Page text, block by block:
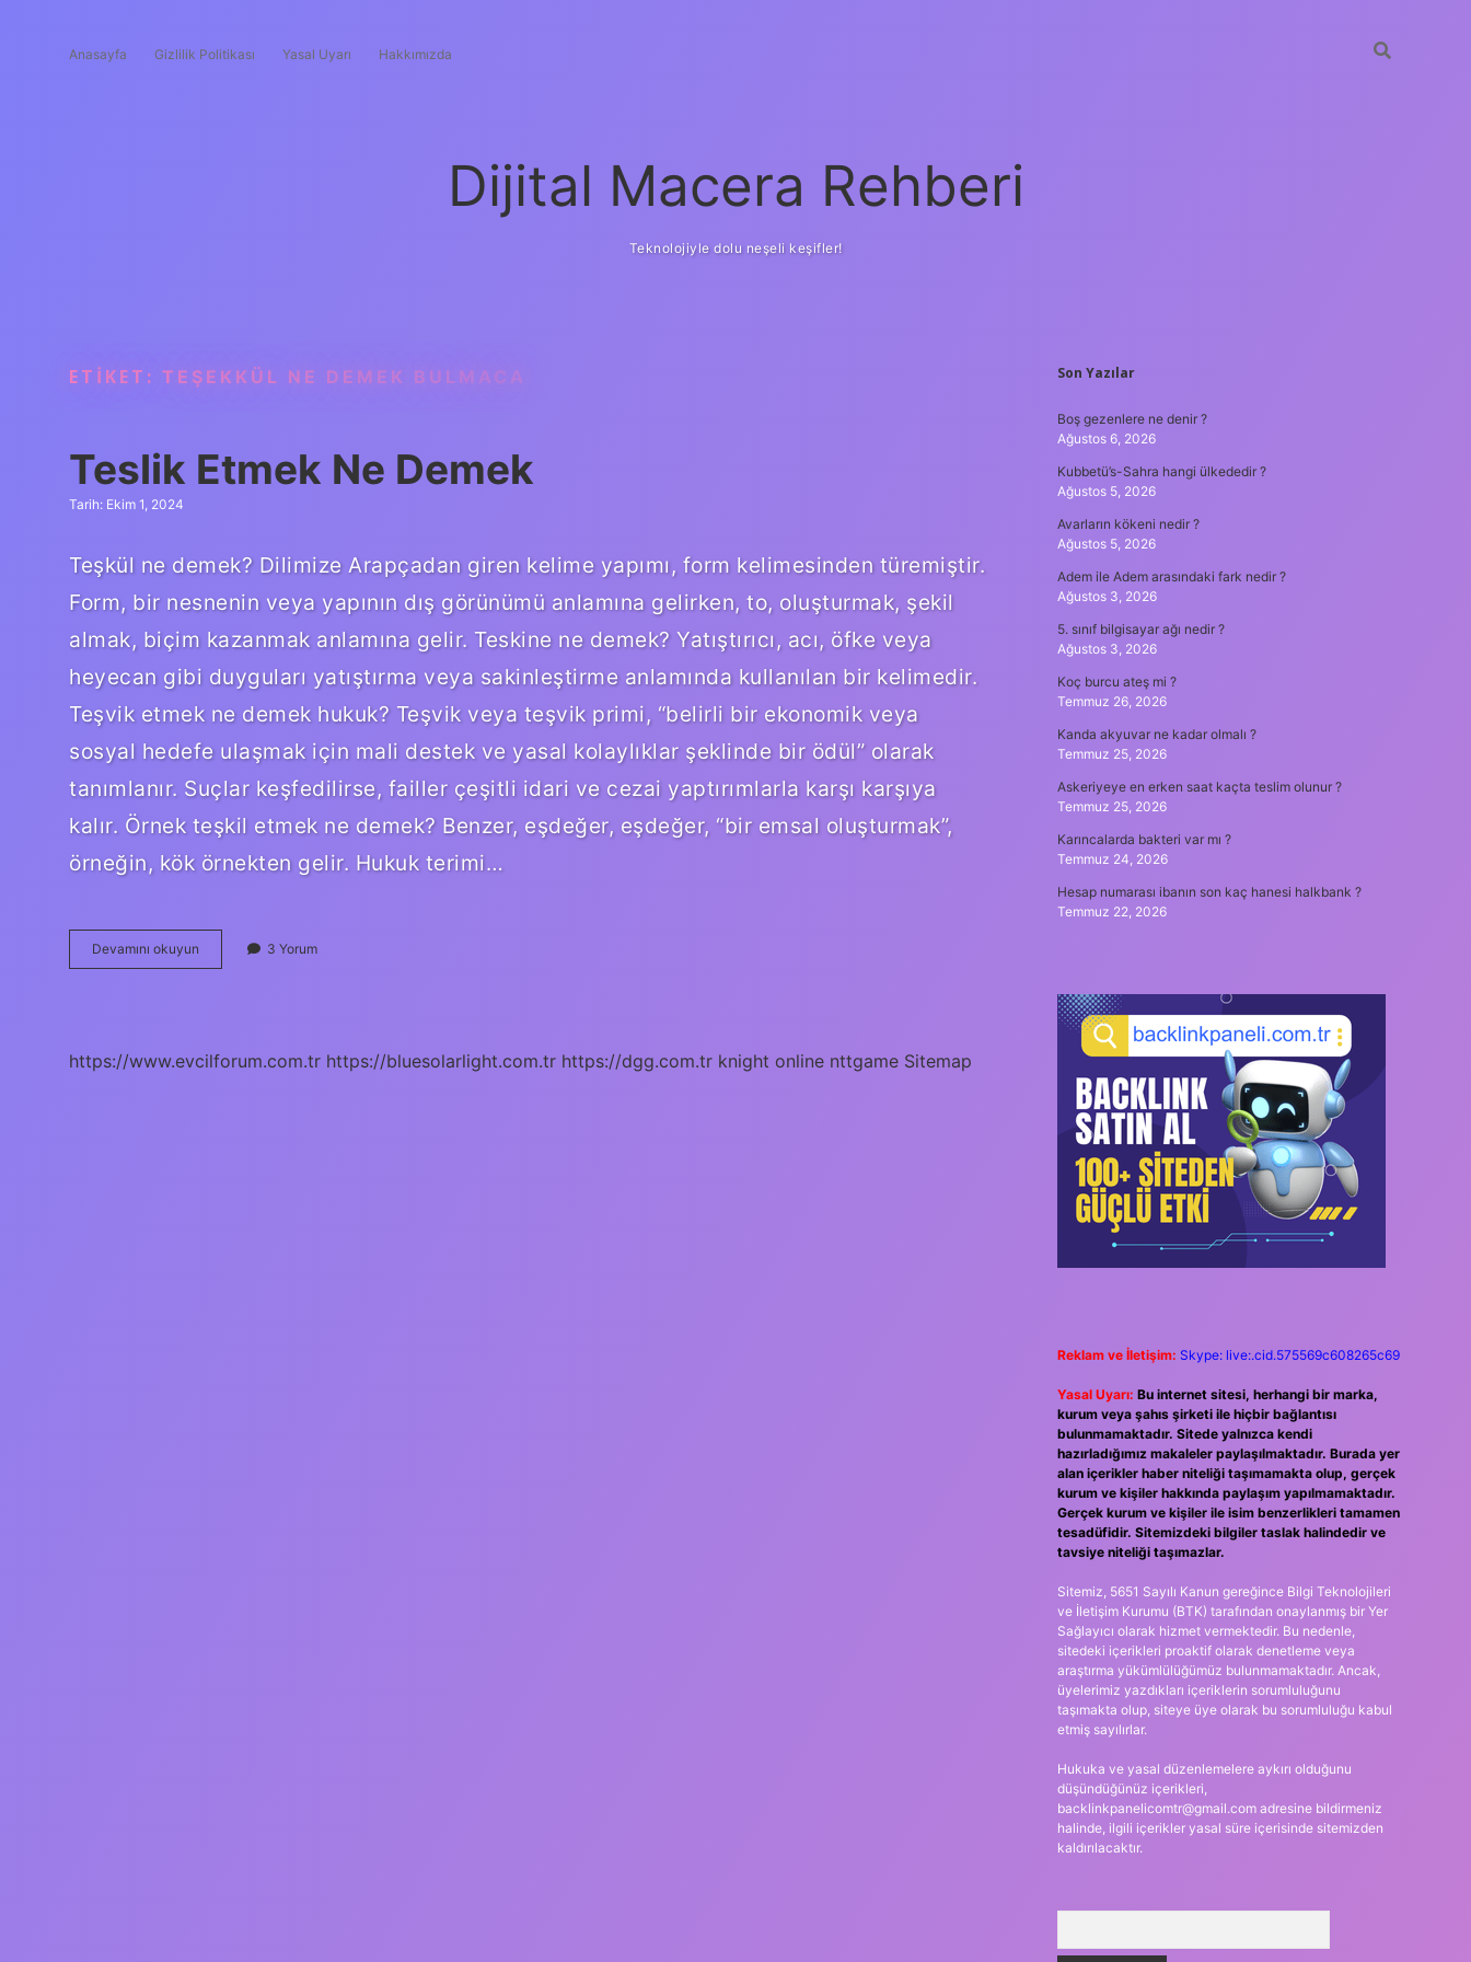
Anasayfa Gizlilik Politikası Yasal Uyarı Hakkımızda
Dijital Macera Rehberi
Teknolojiyle dolu neşeli keşifler!
ETIKET: TEŞEKKÜL NE DEMEK BULMACA
Teslik Etmek Ne Demek
Tarih: Ekim 1, 2024
Teşkül ne demek? Dilimize Arapçadan giren kelime yapımı, form kelimesinden türemiştir.
Form, bir nesnenin veya yapının dış görünümü anlamına gelirken, to, oluşturmak, şekil
almak, biçim kazanmak anlamına gelir. Teskine ne demek? Yatıştırıcı, acı, öfke veya
heyecan gibi duyguları yatıştırma veya sakinleştirme anlamında kullanılan bir kelimedir.
Teşvik etmek ne demek hukuk? Teşvik veya teşvik primi, “belirli bir ekonomik veya
sosyal hedefe ulaşmak için mali destek ve yasal kolaylıklar şeklinde bir ödül” olarak
tanımlanır. Suçlar keşfedilirse, failler çeşitli idari ve cezai yaptırımlarla karşı karşıya
kalır. Örnek teşkil etmek ne demek? Benzer, eşdeğer, eşdeğer, “bir emsal oluşturmak”,
örneğin, kök örnekten gelir. Hukuk terimi…
Devamını okuyun
Etmek
3 Yorum
https://www.evcilforum.com.tr https://bluesolarlight.com.tr https://dgg.com.tr knight online nttgame Sitemap
SIDEBAR
Son Yazılar
Boş gezenlere ne denir ?
Ağustos 6, 2026
Kubbetü’s-Sahra hangi ülkededir ?
Ağustos 5, 2026
Avarların kökeni nedir ?
Ağustos 5, 2026
Adem ile Adem arasındaki fark nedir ?
Ağustos 3, 2026
5. sınıf bilgisayar ağı nedir ?
Ağustos 3, 2026
Koç burcu ateş mi ?
Temmuz 26, 2026
Kanda akyuvar ne kadar olmalı ?
Temmuz 25, 2026
Askeriyeye en erken saat kaçta teslim olunur ?
Temmuz 25, 2026
Karıncalarda bakteri var mı ?
Temmuz 24, 2026
Hesap numarası ibanın son kaç hanesi halkbank ?
Temmuz 22, 2026
Reklam ve İletişim: Skype: live:.cid.575569c608265c69
Yasal Uyarı: Bu internet sitesi, herhangi bir marka,
kurum veya şahıs şirketi ile hiçbir bağlantısı
bulunmamaktadır. Sitede yalnızca kendi
hazırladığımız makaleler paylaşılmaktadır. Burada yer
alan içerikler haber niteliği taşımamakta olup, gerçek
kurum ve kişiler hakkında paylaşım yapılmamaktadır.
Gerçek kurum ve kişiler ile isim benzerlikleri tamamen
tesadüfidir. Sitemizdeki bilgiler taslak halindedir ve
tavsiye niteliği taşımazlar.
Sitemiz, 5651 Sayılı Kanun gereğince Bilgi Teknolojileri
ve İletişim Kurumu (BTK) tarafından onaylanmış bir Yer
Sağlayıcı olarak hizmet vermektedir. Bu nedenle,
sitedeki içerikleri proaktif olarak denetleme veya
araştırma yükümlülüğümüz bulunmamaktadır. Ancak,
üyelerimiz yazdıkları içeriklerin sorumluluğunu
taşımakta olup, siteye üye olarak bu sorumluluğu kabul
etmiş sayılırlar.
Hukuka ve yasal düzenlemelere aykırı olduğunu
düşündüğünüz içerikleri,
backlinkpanelicomtr@gmail.comadresine bildirmeniz
halinde, ilgili içerikler yasal süre içerisinde sitemizden
kaldırılacaktır.